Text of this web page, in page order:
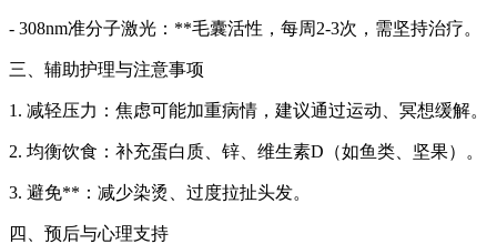
- 308nm准分子激光：**毛囊活性，每周2-3次，需坚持治疗。
三、辅助护理与注意事项
1. 减轻压力：焦虑可能加重病情，建议通过运动、冥想缓解。
2. 均衡饮食：补充蛋白质、锌、维生素D（如鱼类、坚果）。
3. 避免**：减少染烫、过度拉扯头发。
四、预后与心理支持